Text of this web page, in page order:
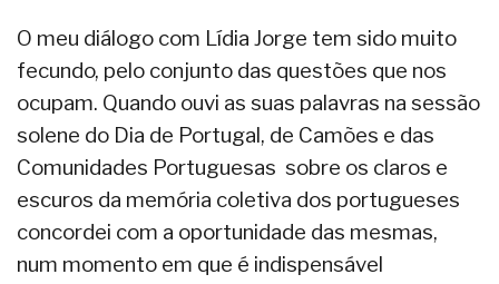
O meu diálogo com Lídia Jorge tem sido muito
fecundo, pelo conjunto das questões que nos
ocupam. Quando ouvi as suas palavras na sessão
solene do Dia de Portugal, de Camões e das
Comunidades Portuguesas sobre os claros e
escuros da memória coletiva dos portugueses
concordei com a oportunidade das mesmas,
num momento em que é indispensável